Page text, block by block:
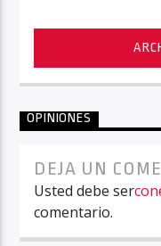
OPINIONES
DEJA UN
Usted debe ser
comentario.